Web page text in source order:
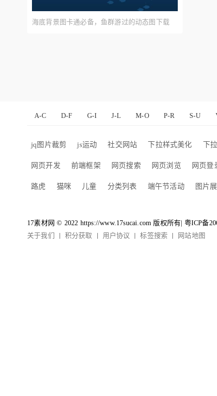
海底背景图卡通必备，鱼群游过的动态图下载
A-C D-F G-I J-L M-O P-R S-U
jq图片裁剪 js运动 社交网站 下拉样式美化 下
网页开发 前端框架 网页搜索 网页浏览 网页登
路虎 猫咪 儿童 分类列表 端午节活动 图片
17素材网 © 2022 https://www.17sucai.com 版权所有| 粤ICP备
关于我们
积分获取 用户协议 标签搜索 网站地图